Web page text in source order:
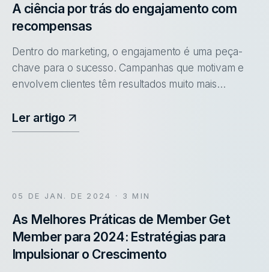
A ciência por trás do engajamento com
recompensas
Dentro do marketing, o engajamento é uma peça-
chave para o sucesso. Campanhas que motivam e
envolvem clientes têm resultados muito mais
Ler artigo
05 DE JAN. DE 2024 · 3 MIN
As Melhores Práticas de Member Get
Member para 2024: Estratégias para
Impulsionar o Crescimento